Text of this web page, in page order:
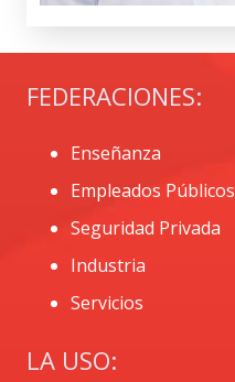
FEDERACIONES:
Enseñanza
Empleados Públicos
Seguridad Privada
Industria
Servicios
LA USO: